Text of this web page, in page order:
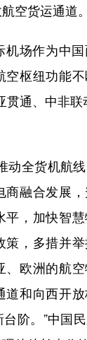
空货运通道。
场作为中国
空枢纽功能
贯通、中非
全货机航线
融合发展
，加快智慧
策，多措并
欧洲的航空
和向西开
阶。”中国